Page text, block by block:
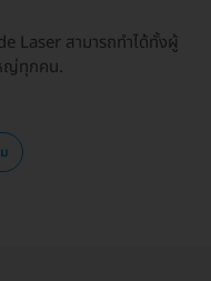
Laser สามารถทำได้ทั้งผู้
ญ่ทุกคน.